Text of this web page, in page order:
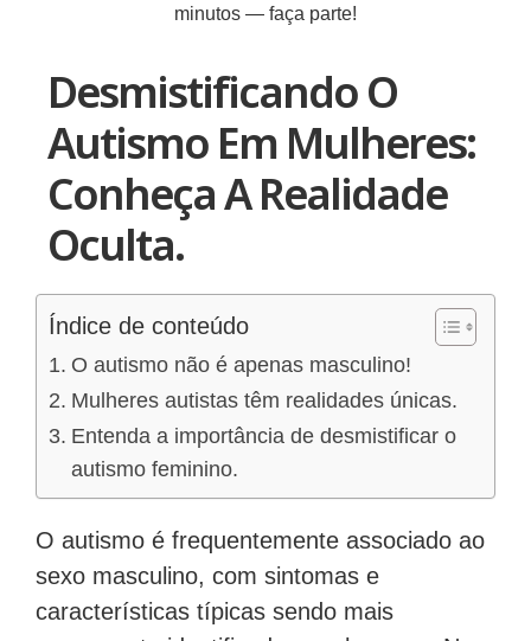
minutos — faça parte!
Desmistificando O
Autismo Em Mulheres:
Conheça A Realidade
Oculta.
Índice de conteúdo
O autismo não é apenas masculino!
Mulheres autistas têm realidades únicas.
Entenda a importância de desmistificar o
autismo feminino.
O autismo é frequentemente associado ao
sexo masculino, com sintomas e
características típicas sendo mais